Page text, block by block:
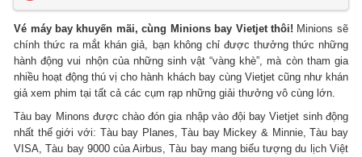
Vé máy bay khuyến mãi, cùng Minions bay Vietjet thôi! Minions sẽ
chính thức ra mắt khán giả, bạn không chỉ được thưởng thức những
hành động vui nhộn của những sinh vật “vàng khè”, mà còn tham gia
nhiều hoạt động thú vị cho hành khách bay cùng Vietjet cũng như khán
giả xem phim tại tất cả các cụm rạp những giải thưởng vô cùng lớn.
Tàu bay Minons được chào đón gia nhập vào đội bay Vietjet sinh động
nhất thế giới với: Tàu bay Planes, Tàu bay Mickey & Minnie, Tàu bay
VISA, Tàu bay 9000 của Airbus, Tàu bay mang biểu tượng du lịch Việt